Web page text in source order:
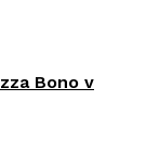
Bono v